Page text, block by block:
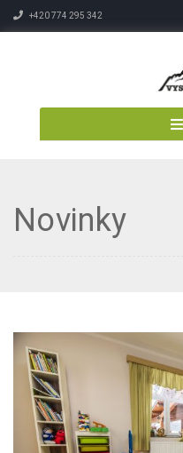
+420 774 295 342
Novinky